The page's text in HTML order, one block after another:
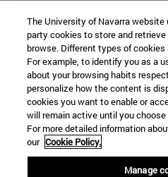
The University of Navarra website
party cookies to store and
browse. Different types of
For example, to identify you as a
about your browsing habits
personalize how the content is
cookies you want to enable or
will remain active until you
For more detailed information
our Cookie Policy.
Manage